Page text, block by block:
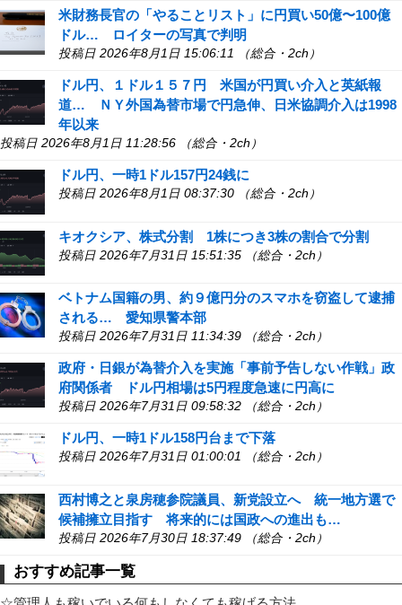
米財務長官の「やることリスト」に円買い50億〜100億
ドル… ロイターの写真で判明
投稿日 2026年8月1日 15:06:11 （総合・2ch）
ドル円、１ドル１５７円 米国が円買い介入と英紙報
道… ＮＹ外国為替市場で円急伸、日米協調介入は1998
年以来
投稿日 2026年8月1日 11:28:56 （総合・2ch）
ドル円、一時1ドル157円24銭に
投稿日 2026年8月1日 08:37:30 （総合・2ch）
キオクシア、株式分割 1株につき3株の割合で分割
投稿日 2026年7月31日 15:51:35 （総合・2ch）
ベトナム国籍の男、約９億円分のスマホを窃盗して逮捕
される… 愛知県警本部
投稿日 2026年7月31日 11:34:39 （総合・2ch）
政府・日銀が為替介入を実施「事前予告しない作戦」政
府関係者 ドル円相場は5円程度急速に円高に
投稿日 2026年7月31日 09:58:32 （総合・2ch）
ドル円、一時1ドル158円台まで下落
投稿日 2026年7月31日 01:00:01 （総合・2ch）
西村博之と泉房穂参院議員、新党設立へ 統一地方選で
候補擁立目指す 将来的には国政への進出も…
投稿日 2026年7月30日 18:37:49 （総合・2ch）
おすすめ記事一覧